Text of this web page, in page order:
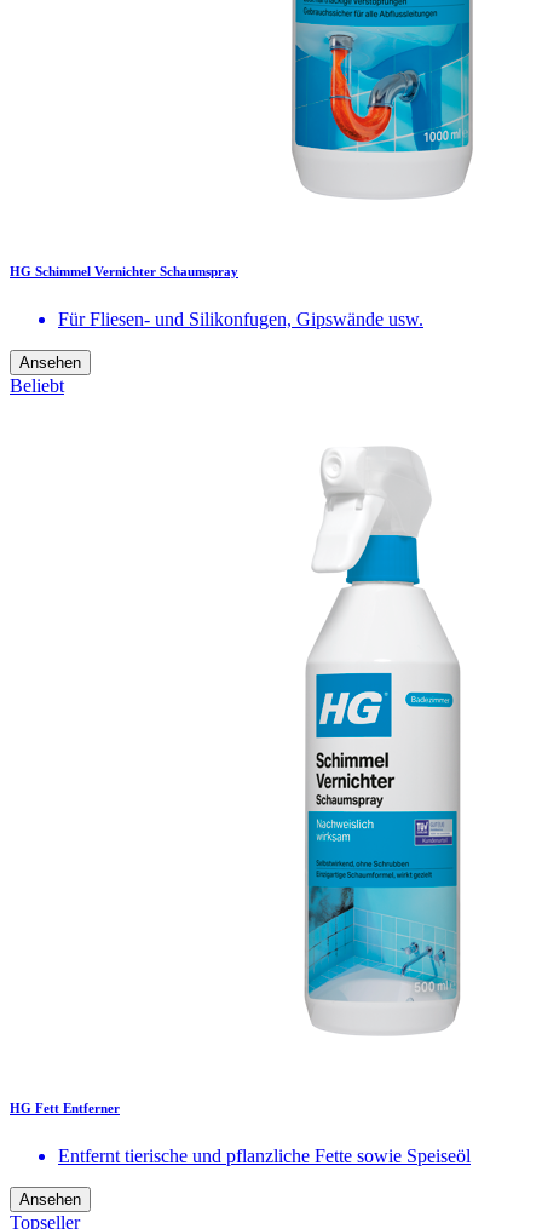
HG Schimmel Vernichter Schaumspray
Für Fliesen- und Silikonfugen, Gipswände usw.
Ansehen
Beliebt
HG Fett Entferner
Entfernt tierische und pflanzliche Fette sowie Speiseöl
Ansehen
Topseller